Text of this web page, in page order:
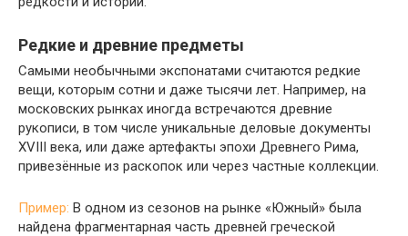
Редкие и древние предметы
Самыми необычными экспонатами считаются редкие
вещи, которым сотни и даже тысячи лет. Например, на
московских рынках иногда встречаются древние
рукописи, в том числе уникальные деловые документы
XVIII века, или даже артефакты эпохи Древнего Рима,
привезённые из раскопок или через частные коллекции.
Пример: В одном из сезонов на рынке «Южный» была
найдена фрагментарная часть древней греческой